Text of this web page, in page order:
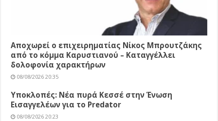
Αποχωρεί ο επιχειρηματίας Νίκος Μπρουτζάκης
από το κόμμα Καρυστιανού – Καταγγέλλει
δολοφονία χαρακτήρων
08/08/2026 20:35
Υποκλοπές: Νέα πυρά Κεσσέ στην Ένωση
Εισαγγελέων για το Predator
08/08/2026 20:23